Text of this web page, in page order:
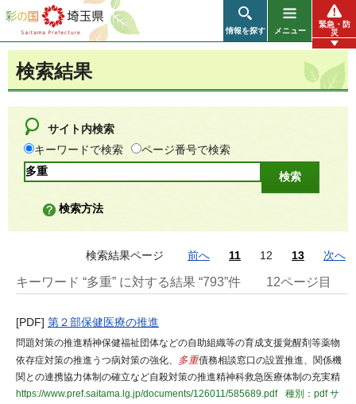
彩の国 埼玉県
情報を探す メニュー
緊急・防
災
検索結果
サイト内検索
キーワードで検索
ページ番号で検索
検索方法
検索結果ページ 前へ 11 12 13 次へ
キーワード “多重” に対する結果 “793”件 12ページ目
[PDF] 第２部保健医療の推進
問題対策の推進精神保健福祉団体などの自助組織等の育成支援覚醒剤等薬物
依存症対策の推進うつ病対策の強化、
多重債務相談窓口の設置推進、関係機
関との連携協力体制の確立など自殺対策の推進精神科救急医療体制の充実精
https://www.pref.saitama.lg.jp/documents/126011/585689.pdf
種別：pdfサ